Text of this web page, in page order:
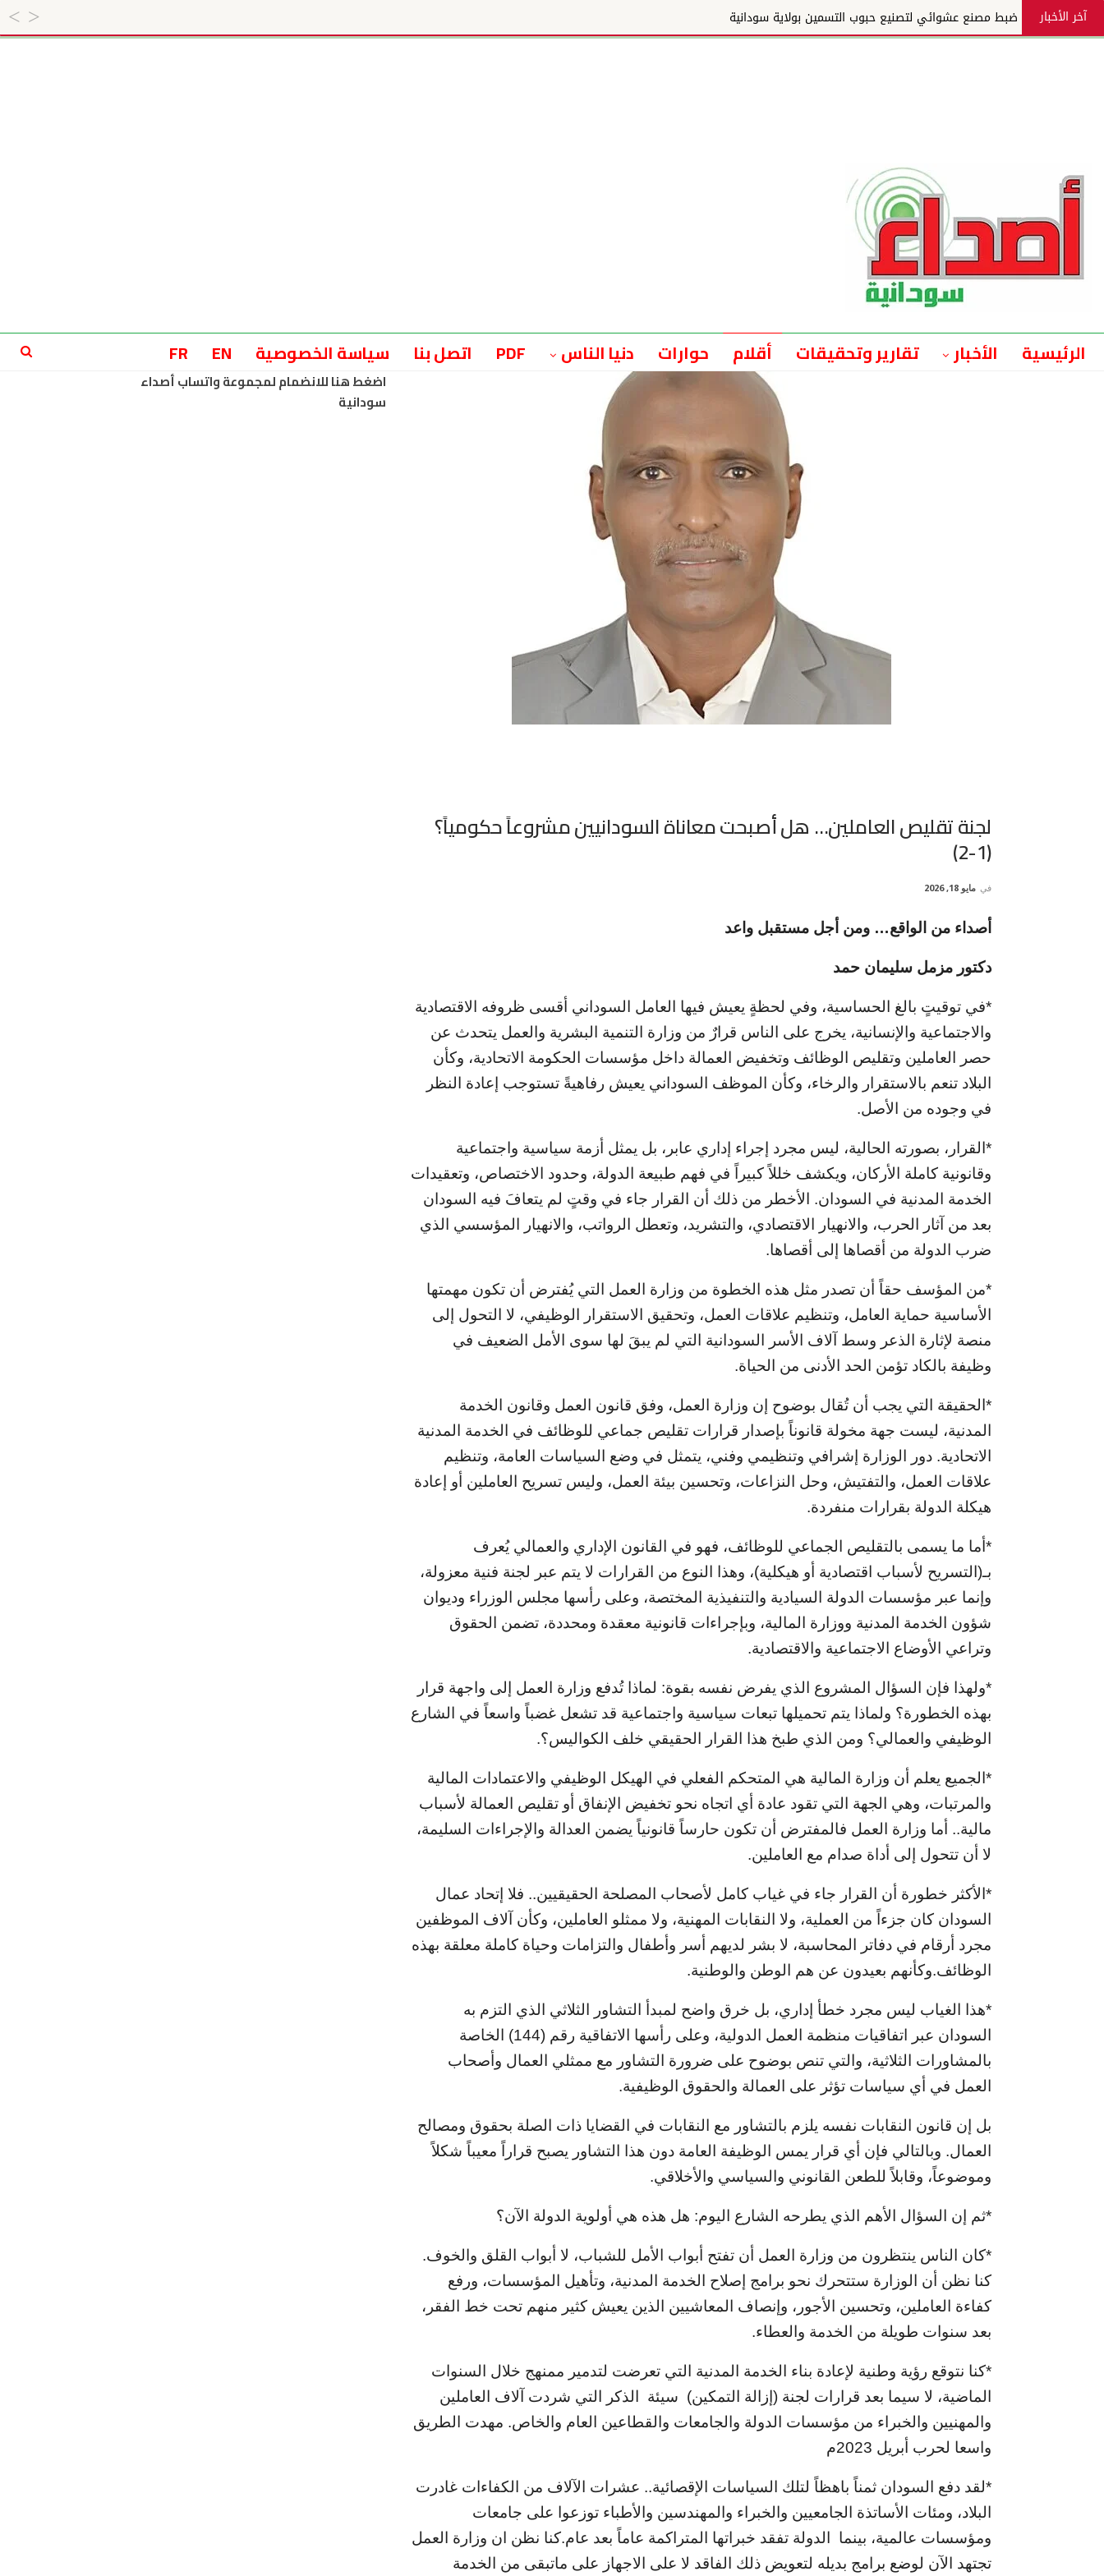
آخر الأخبار ضبط مصنع عشوائي لتصنيع حبوب التسمين بولاية سودانية
الرئيسية الأخبار تقارير وتحقيقات أقلام حوارات دنيا الناس PDF اتصل بنا سياسة الخصوصية EN
FR
لجنة تقليص العاملين… هل أصبحت معاناة السودانيين مشروعاً حكومياً؟
(1-2)
في مايو 18, 2026
أصداء من الواقع… ومن أجل مستقبل واعد
دكتور مزمل سليمان حمد
*في توقيتٍ بالغ الحساسية، وفي لحظةٍ يعيش فيها العامل السوداني أقسى ظروفه الاقتصادية
والاجتماعية والإنسانية، يخرج على الناس قرارٌ من وزارة التنمية البشرية والعمل يتحدث عن
حصر العاملين وتقليص الوظائف وتخفيض العمالة داخل مؤسسات الحكومة الاتحادية، وكأن
البلاد تنعم بالاستقرار والرخاء، وكأن الموظف السوداني يعيش رفاهيةً تستوجب إعادة النظر
في وجوده من الأصل.
*القرار، بصورته الحالية، ليس مجرد إجراء إداري عابر، بل يمثل أزمة سياسية واجتماعية
وقانونية كاملة الأركان، ويكشف خللاً كبيراً في فهم طبيعة الدولة، وحدود الاختصاص، وتعقيدات
الخدمة المدنية في السودان. الأخطر من ذلك أن القرار جاء في وقتٍ لم يتعافَ فيه السودان
بعد من آثار الحرب، والانهيار الاقتصادي، والتشريد، وتعطل الرواتب، والانهيار المؤسسي الذي
ضرب الدولة من أقصاها إلى أقصاها.
*من المؤسف حقاً أن تصدر مثل هذه الخطوة من وزارة العمل التي يُفترض أن تكون مهمتها
الأساسية حماية العامل، وتنظيم علاقات العمل، وتحقيق الاستقرار الوظيفي، لا التحول إلى
منصة لإثارة الذعر وسط آلاف الأسر السودانية التي لم يبقَ لها سوى الأمل الضعيف في
وظيفة بالكاد تؤمن الحد الأدنى من الحياة.
*الحقيقة التي يجب أن تُقال بوضوح إن وزارة العمل، وفق قانون العمل وقانون الخدمة
المدنية، ليست جهة مخولة قانوناً بإصدار قرارات تقليص جماعي للوظائف في الخدمة المدنية
الاتحادية. دور الوزارة إشرافي وتنظيمي وفني، يتمثل في وضع السياسات العامة، وتنظيم
علاقات العمل، والتفتيش، وحل النزاعات، وتحسين بيئة العمل، وليس تسريح العاملين أو إعادة
هيكلة الدولة بقرارات منفردة.
*أما ما يسمى بالتقليص الجماعي للوظائف، فهو في القانون الإداري والعمالي يُعرف
بـ(التسريح لأسباب اقتصادية أو هيكلية)، وهذا النوع من القرارات لا يتم عبر لجنة فنية معزولة،
وإنما عبر مؤسسات الدولة السيادية والتنفيذية المختصة، وعلى رأسها مجلس الوزراء وديوان
شؤون الخدمة المدنية ووزارة المالية، وبإجراءات قانونية معقدة ومحددة، تضمن الحقوق
وتراعي الأوضاع الاجتماعية والاقتصادية.
*ولهذا فإن السؤال المشروع الذي يفرض نفسه بقوة: لماذا تُدفع وزارة العمل إلى واجهة قرار
بهذه الخطورة؟ ولماذا يتم تحميلها تبعات سياسية واجتماعية قد تشعل غضباً واسعاً في الشارع
الوظيفي والعمالي؟ ومن الذي طبخ هذا القرار الحقيقي خلف الكواليس؟.
*الجميع يعلم أن وزارة المالية هي المتحكم الفعلي في الهيكل الوظيفي والاعتمادات المالية
والمرتبات، وهي الجهة التي تقود عادة أي اتجاه نحو تخفيض الإنفاق أو تقليص العمالة لأسباب
مالية.. أما وزارة العمل فالمفترض أن تكون حارساً قانونياً يضمن العدالة والإجراءات السليمة،
لا أن تتحول إلى أداة صدام مع العاملين.
*الأكثر خطورة أن القرار جاء في غياب كامل لأصحاب المصلحة الحقيقيين.. فلا إتحاد عمال
السودان كان جزءاً من العملية، ولا النقابات المهنية، ولا ممثلو العاملين، وكأن آلاف الموظفين
مجرد أرقام في دفاتر المحاسبة، لا بشر لديهم أسر وأطفال والتزامات وحياة كاملة معلقة بهذه
الوظائف.وكأنهم بعيدون عن هم الوطن والوطنية.
*هذا الغياب ليس مجرد خطأ إداري، بل خرق واضح لمبدأ التشاور الثلاثي الذي التزم به
السودان عبر اتفاقيات منظمة العمل الدولية، وعلى رأسها الاتفاقية رقم (144) الخاصة
بالمشاورات الثلاثية، والتي تنص بوضوح على ضرورة التشاور مع ممثلي العمال وأصحاب
العمل في أي سياسات تؤثر على العمالة والحقوق الوظيفية.
بل إن قانون النقابات نفسه يلزم بالتشاور مع النقابات في القضايا ذات الصلة بحقوق ومصالح
العمال. وبالتالي فإن أي قرار يمس الوظيفة العامة دون هذا التشاور يصبح قراراً معيباً شكلاً
وموضوعاً، وقابلاً للطعن القانوني والسياسي والأخلاقي.
*ثم إن السؤال الأهم الذي يطرحه الشارع اليوم: هل هذه هي أولوية الدولة الآن؟
*كان الناس ينتظرون من وزارة العمل أن تفتح أبواب الأمل للشباب، لا أبواب القلق والخوف.
كنا نظن أن الوزارة ستتحرك نحو برامج إصلاح الخدمة المدنية، وتأهيل المؤسسات، ورفع
كفاءة العاملين، وتحسين الأجور، وإنصاف المعاشيين الذين يعيش كثير منهم تحت خط الفقر،
بعد سنوات طويلة من الخدمة والعطاء.
*كنا نتوقع رؤية وطنية لإعادة بناء الخدمة المدنية التي تعرضت لتدمير ممنهج خلال السنوات
الماضية، لا سيما بعد قرارات لجنة (إزالة التمكين) سيئة
الذكر التي شردت آلاف العاملين
والمهنيين والخبراء من مؤسسات الدولة والجامعات والقطاعين العام والخاص. مهدت الطريق
واسعا لحرب أبريل 2023م
*لقد دفع السودان ثمناً باهظاً لتلك السياسات الإقصائية.. عشرات الآلاف من الكفاءات غادرت
البلاد، ومئات الأساتذة الجامعيين والخبراء والمهندسين والأطباء توزعوا على جامعات
ومؤسسات عالمية، بينما
الدولة تفقد خبراتها المتراكمة عاماً بعد عام.كنا نظن ان وزارة العمل
تجتهد الآن لوضع برامج بديله لتعويض ذلك الفاقد لا على الاجهاز على ماتبقى من الخدمة
اضغط هنا للانضمام لمجموعة واتساب أصداء
سودانية